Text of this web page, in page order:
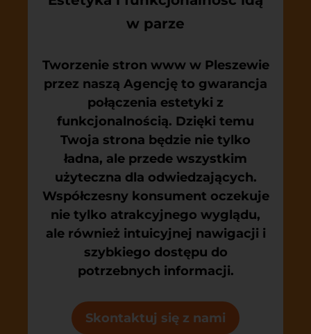
w parze
Tworzenie stron www w Pleszewie
przez naszą Agencję to gwarancja
połączenia estetyki z
funkcjonalnością. Dzięki temu
Twoja strona będzie nie tylko
ładna, ale przede wszystkim
użyteczna dla odwiedzających.
Współczesny konsument oczekuje
nie tylko atrakcyjnego wyglądu,
ale również intuicyjnej nawigacji i
szybkiego dostępu do
potrzebnych informacji.
Skontaktuj się z nami